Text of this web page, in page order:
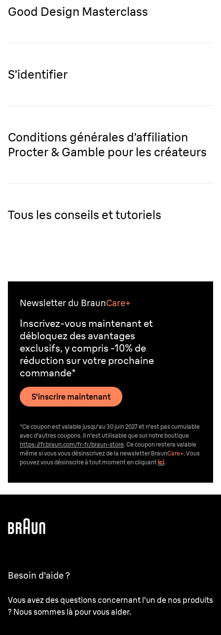
Good Design Masterclass
S’identifier
Conditions générales d’affiliation
Procter & Gamble pour les créateurs
Tous les conseils et tutoriels
Newsletter du BraunCare+
Inscrivez-vous maintenant et
débloquez des avantages
exclusifs, y compris -10% de
réduction sur votre prochaine
commande*
S'inscrire maintenant
*Ce coupon est valable jusqu'au 30 juin 2027 et n'est pas cumulable
avec d'autres coupons. Il n'est utilisable que sur notre boutique
https://fr.braun.com/fr-fr/braun-store. Ce coupon restera valable
même si vous vous désinscrivez de la newsletter BraunCare+. Vous
pouvez vous désinscrireà tout moment en cliquantici.
Besoin d'aide ?
Vous avez des questions concernant l'un de nos produits
? Nous sommes là pour vous aider.